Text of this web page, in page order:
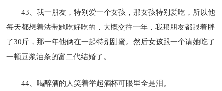
43、我一朋友，特别爱一个女孩，那女孩特别爱吃，所以他
每天都想着法带她吃好吃的，大概交往一年，我那朋友都跟着胖
了30斤，那一年他俩在一起特别甜蜜。然后女孩跟一个请她吃了
一顿豆浆油条的富二代结婚了。
44、喝醉酒的人笑着举起酒杯可眼里全是泪。